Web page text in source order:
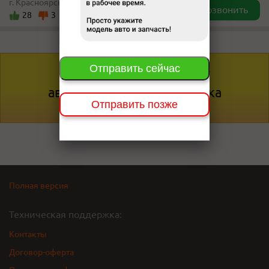
г. Красноярск, пер. Якорный 17а-115
28
3 Позвонить
За 5 минутцены во всех
автомагазинах Красноярска
Полная версия
Техническая поддержка:
Контакты
Договор-оферта
Отправить сейчас
Отправить позже